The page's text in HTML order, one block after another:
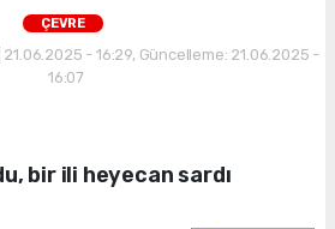
ÇEVRE
- 16:29, Güncelleme: 21.06.2025 -
16:07
bir ili heyecan sardı